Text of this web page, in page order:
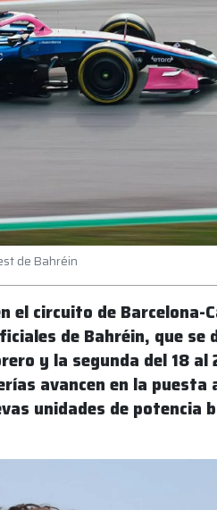
de Bahréin
el circuito de Barcelona-
de Bahréin, que se
y la segunda del 18 al
avancen en la puesta
unidades de potencia